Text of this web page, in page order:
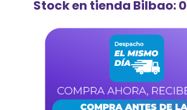
Stock en tienda Bilbao: 0